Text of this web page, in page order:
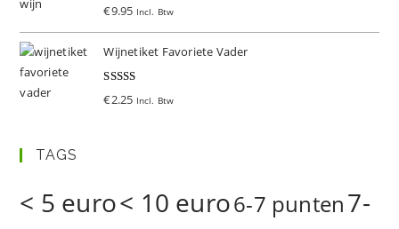
Gewaardeer
€9.95 Incl. Btw
Wijnetiket Favoriete Vader
Gewaardeer
€2.25 Incl. Btw
TAGS
< 5 euro< 10 euro6-7 punten7-